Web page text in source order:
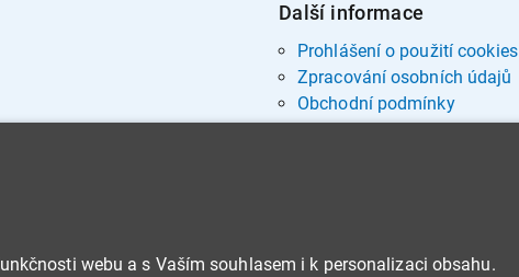
Další informace
Prohlášení o použití cookies
Zpracování osobních údajů
Obchodní podmínky
webu a s Vaším souhlasem i k personalizaci obsahu.